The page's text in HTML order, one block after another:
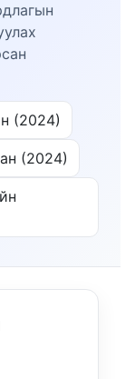
(2024)
(2024)